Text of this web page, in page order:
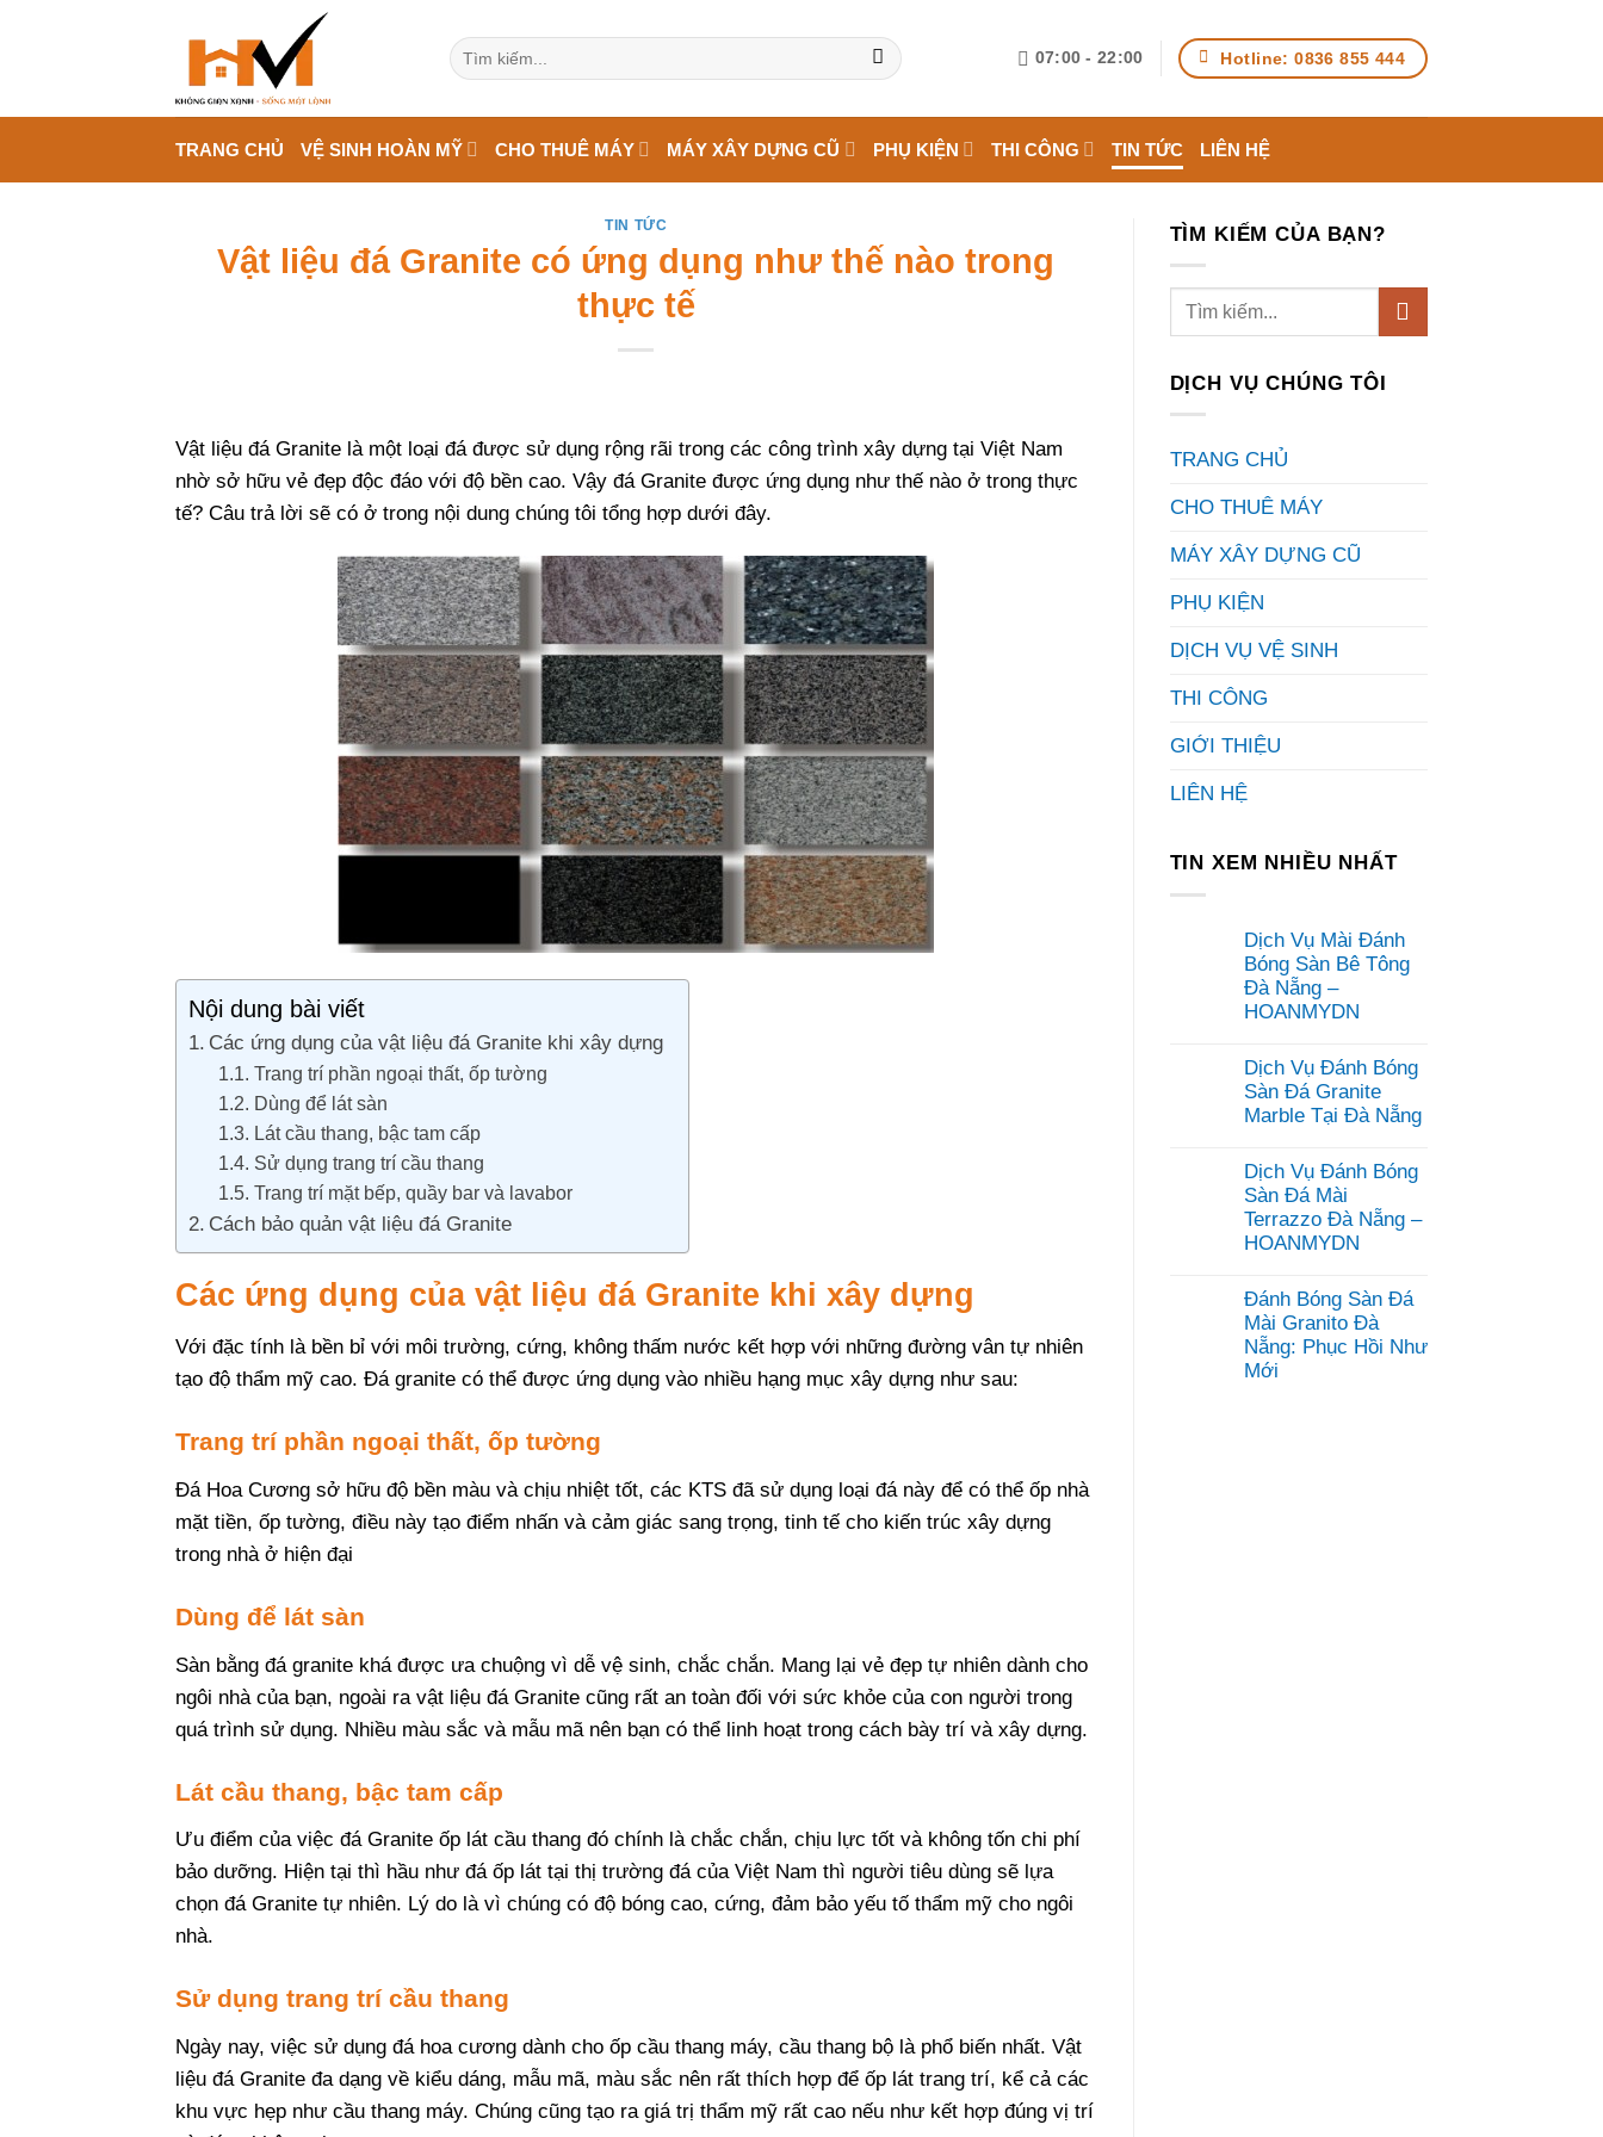
dung
Tìm
kiếm:
07:00 - 22:00 Hotline: 0836 855 444
TRANG CHỦ VỆ SINH HOÀN MỸ CHO THUÊ MÁY MÁY XÂY DỰNG CŨ PHỤ KIỆN THI CÔNG TIN TỨC LIÊN HỆ
TIN TỨC
Vật liệu đá Granite có ứng dụng như thế nào trong
thực tế
Vật liệu đá Granite là một loại đá được sử dụng rộng rãi trong các công trình xây dựng tại Việt Nam
nhờ sở hữu vẻ đẹp độc đáo với độ bền cao. Vậy đá Granite được ứng dụng như thế nào ở trong thực
tế? Câu trả lời sẽ có ở trong nội dung chúng tôi tổng hợp dưới đây.
Nội dung bài viết
Các ứng dụng của vật liệu đá Granite khi xây dựng
Trang trí phần ngoại thất, ốp tường
Dùng để lát sàn
Lát cầu thang, bậc tam cấp
Sử dụng trang trí cầu thang
Trang trí mặt bếp, quầy bar và lavabor
Cách bảo quản vật liệu đá Granite
Các ứng dụng của vật liệu đá Granite khi xây dựng
Với đặc tính là bền bỉ với môi trường, cứng, không thấm nước kết hợp với những đường vân tự nhiên
tạo độ thẩm mỹ cao. Đá granite có thể được ứng dụng vào nhiều hạng mục xây dựng như sau:
Trang trí phần ngoại thất, ốp tường
Đá Hoa Cương sở hữu độ bền màu và chịu nhiệt tốt, các KTS đã sử dụng loại đá này để có thể ốp nhà
mặt tiền, ốp tường, điều này tạo điểm nhấn và cảm giác sang trọng, tinh tế cho kiến trúc xây dựng
trong nhà ở hiện đại
Dùng để lát sàn
Sàn bằng đá granite khá được ưa chuộng vì dễ vệ sinh, chắc chắn. Mang lại vẻ đẹp tự nhiên dành cho
ngôi nhà của bạn, ngoài ra vật liệu đá Granite cũng rất an toàn đối với sức khỏe của con người trong
quá trình sử dụng. Nhiều màu sắc và mẫu mã nên bạn có thể linh hoạt trong cách bày trí và xây dựng.
Lát cầu thang, bậc tam cấp
Ưu điểm của việc đá Granite ốp lát cầu thang đó chính là chắc chắn, chịu lực tốt và không tốn chi phí
bảo dưỡng. Hiện tại thì hầu như đá ốp lát tại thị trường đá của Việt Nam thì người tiêu dùng sẽ lựa
chọn đá Granite tự nhiên. Lý do là vì chúng có độ bóng cao, cứng, đảm bảo yếu tố thẩm mỹ cho ngôi
nhà.
Sử dụng trang trí cầu thang
Ngày nay, việc sử dụng đá hoa cương dành cho ốp cầu thang máy, cầu thang bộ là phổ biến nhất. Vật
liệu đá Granite đa dạng về kiểu dáng, mẫu mã, màu sắc nên rất thích hợp để ốp lát trang trí, kể cả các
khu vực hẹp như cầu thang máy. Chúng cũng tạo ra giá trị thẩm mỹ rất cao nếu như kết hợp đúng vị trí
TÌM KIẾM CỦA BẠN?
DỊCH VỤ CHÚNG TÔI
TRANG CHỦ
CHO THUÊ MÁY
MÁY XÂY DỰNG CŨ
PHỤ KIỆN
DỊCH VỤ VỆ SINH
THI CÔNG
GIỚI THIỆU
LIÊN HỆ
TIN XEM NHIỀU NHẤT
Dịch Vụ Mài Đánh
Bóng Sàn Bê Tông
Đà Nẵng –
HOANMYDN
bình
luận
ở
Dịch
Đánh
Bóng
Sàn
Bê
Tông
Đà
HOANMYDN
Dịch Vụ Đánh Bóng
Sàn Đá Granite
Marble Tại Đà Nẵng
bình
luận
ở
Dịch
Vụ
Sàn
Đá
Granite
Marble
Tại
Đà
Dịch Vụ Đánh Bóng
Sàn Đá Mài
Terrazzo Đà Nẵng –
HOANMYDN
bình
luận
ở
Dịch
Vụ
Đánh Bóng Sàn Đá
Mài Granito Đà
Nẵng: Phục Hồi Như
Mới